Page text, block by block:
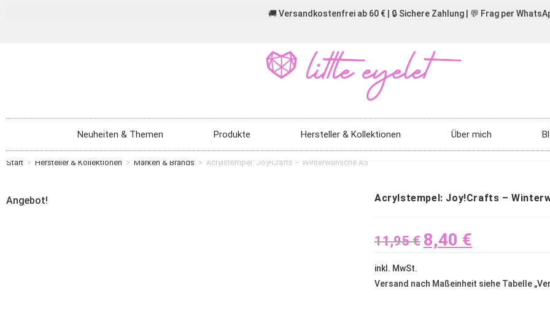
🚚 Versandkostenfrei ab 60 € | 🔒 Sichere Zahlung | 💬 Frag per
Neuheiten & Themen Produkte Hersteller & Kollektionen Über mich
Start > Hersteller & Kollektionen > Marken & Brands > Acrylstempel: Joy!Crafts – Winterwünsche A5
Angebot! Acrylstempel: Joy!Crafts –
11,95€ 8,40 €
inkl. MwSt.
Versand nach Maßeinheit siehe Tabelle „